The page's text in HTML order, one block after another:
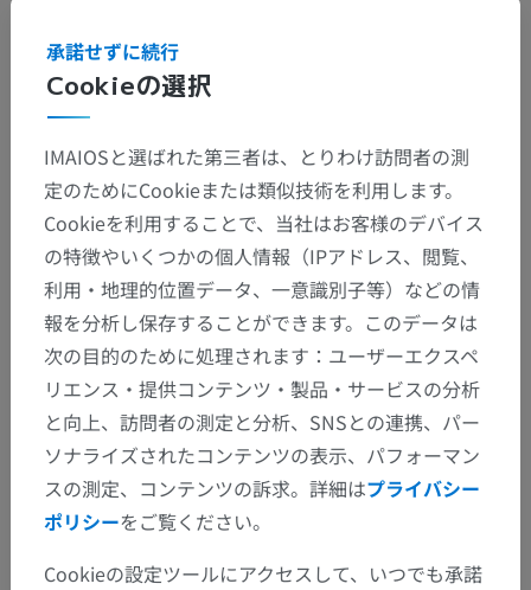
橋聴覚交連
せん
翻訳
間違いを発見しましたか？
修正や翻訳、内容の改善の提案がありましたらどう
ぞお知らせください。
問題を報告
Cookieの選択
承諾せずに続行
IMAIOSと選ばれた第三者は、とりわけ訪問者の測
定のためにCookieまたは類似技術を利用します。
Cookieを利用することで、当社はお客様のデバイス
の特徴やいくつかの個人情報（IPアドレス、閲覧、
利用・地理的位置データ、一意識別子等）などの情
報を分析し保存することができます。このデータは
次の目的のために処理されます：ユーザーエクスペ
リエンス・提供コンテンツ・製品・サービスの分析
と向上、訪問者の測定と分析、SNSとの連携、パー
ソナライズされたコンテンツの表示、パフォーマン
スの測定、コンテンツの訴求。詳細はプライバシー
ポリシーをご覧ください。
Cookieの設定ツールにアクセスして、いつでも承諾